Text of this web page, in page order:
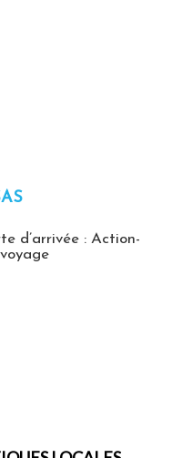
d’arrivée : Action-